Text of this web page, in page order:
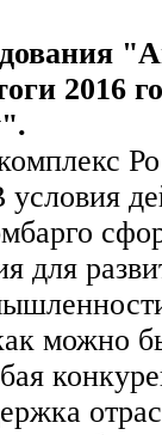
2016
условия
для
можно